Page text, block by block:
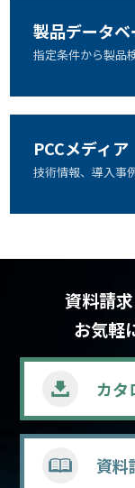
製品データベ
指定条件から製品
PCCメディア
技術情報、導入事
資料請
お気軽
カタ
資料